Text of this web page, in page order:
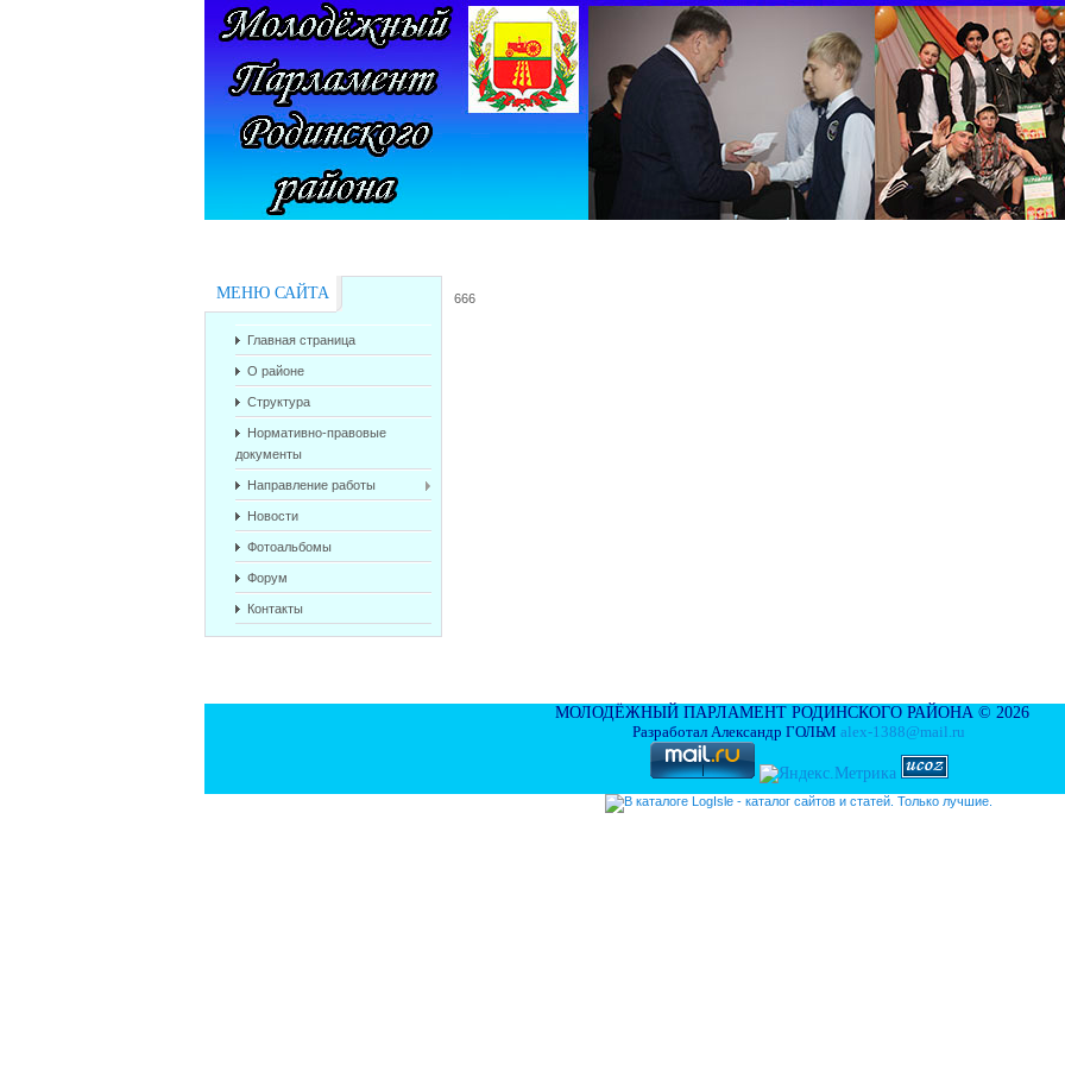
МЕНЮ САЙТА
Главная страница
О районе
Структура
Нормативно-правовые
документы
Направление работы
Новости
Фотоальбомы
Форум
Контакты
666
МОЛОДЁЖНЫЙ ПАРЛАМЕНТ РОДИНСКОГО РАЙОНА © 2026
Разработал Александр ГОЛЬМ alex-1388@mail.ru